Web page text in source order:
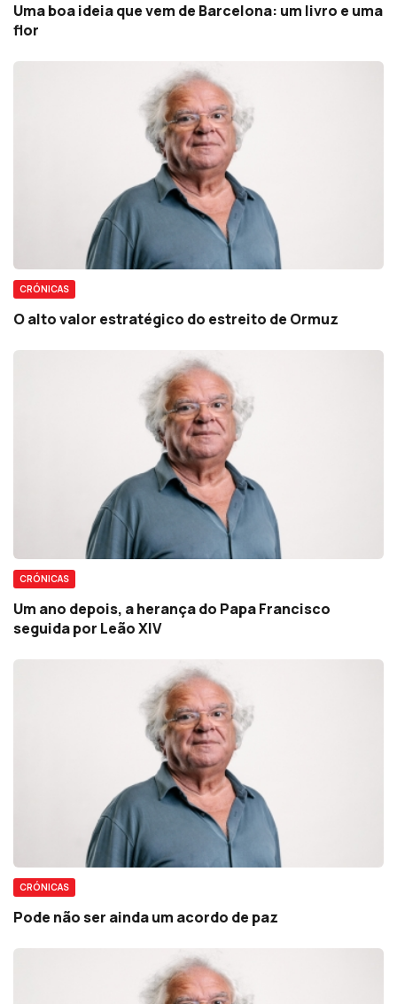
Uma boa ideia que vem de Barcelona: um livro e uma
flor
CRÓNICAS
O alto valor estratégico do estreito de Ormuz
CRÓNICAS
Um ano depois, a herança do Papa Francisco
seguida por Leão XIV
CRÓNICAS
Pode não ser ainda um acordo de paz